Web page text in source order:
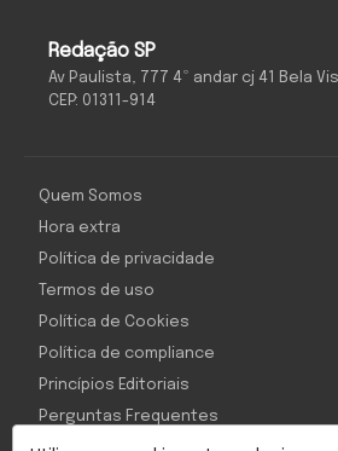
Redação SP
Av Paulista, 777 4º andar cj 41 Bela
CEP: 01311-914
Quem Somos
Hora extra
Política de privacidade
Termos de uso
Política de Cookies
Política de compliance
Princípios Editoriais
Perguntas Frequentes